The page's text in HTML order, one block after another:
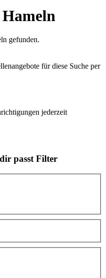
gefunden.
für diese Suche per
jederzeit
passt Filter